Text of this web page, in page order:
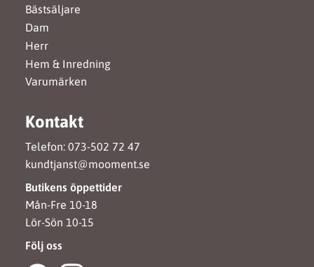
Bästsäljare
Dam
Herr
Hem & Inredning
Varumärken
Kontakt
Telefon: 073-502 72 47
kundtjanst@mooment.se
Butikens öppettider
Mån-Fre 10-18
Lör-Sön 10-15
Följ oss